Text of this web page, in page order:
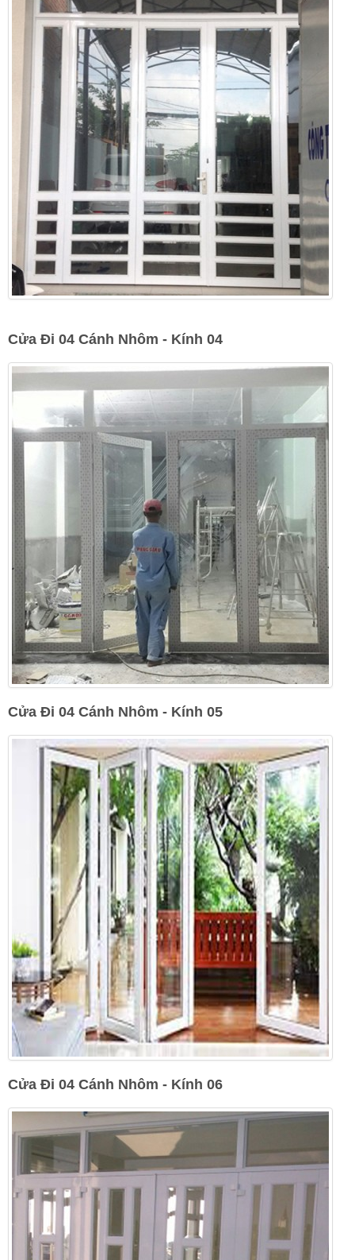
Cửa Đi 04 Cánh Nhôm - Kính 04
Cửa Đi 04 Cánh Nhôm - Kính 05
Cửa Đi 04 Cánh Nhôm - Kính 06